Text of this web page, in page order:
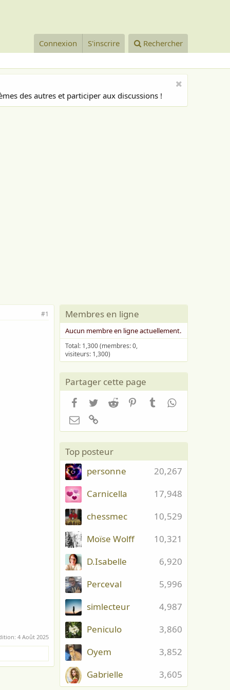
Connexion S'inscrire Rechercher
des autres et participer aux discussions !
#1
4 Août 2025
Membres en ligne
Aucun membre en ligne actuellement.
Total: 1,300 (membres: 0,
visiteurs: 1,300)
Partager cette page
Facebook
TwitterReddit PinterestTumblrWhatsApp
Email
Top posteur
20,267
personne
17,948
Carnicella
10,529
chessmec
10,321
Moïse Wolff
6,920
D.Isabelle
5,996
Perceval
4,987
simlecteur
3,860
Peniculo
3,852
Oyem
3,605
Gabrielle